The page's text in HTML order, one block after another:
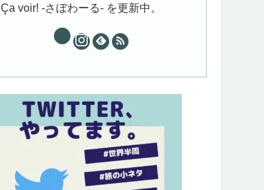
Ça voir! -さぼわーる- を更新中。